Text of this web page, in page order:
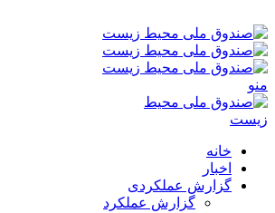
منو
خانه
اخبار
گزارش عملکردی
گزارش عملکرد